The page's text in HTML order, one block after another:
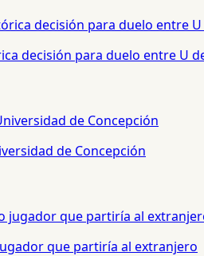
decisión para duelo entre U
de Concepción
que partiría al extranjero